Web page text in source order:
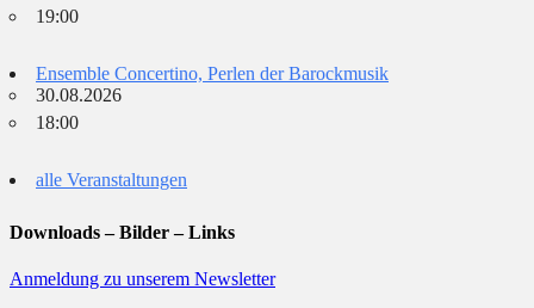
19:00
Ensemble Concertino, Perlen der Barockmusik
30.08.2026
18:00
alle Veranstaltungen
Downloads – Bilder – Links
Anmeldung zu unserem Newsletter